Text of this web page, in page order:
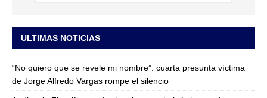
ULTIMAS NOTICIAS
“No quiero que se revele mi nombre”: cuarta presunta víctima
de Jorge Alfredo Vargas rompe el silencio